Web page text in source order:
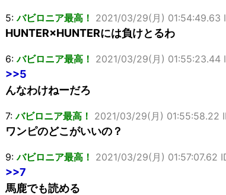
5:バビロニア最高！ 2021/03/29(月) 01:54:49.63
HUNTER×HUNTERには負けとるわ
6:バビロニア最高！ 2021/03/29(月) 01:55:23.44
>>5
んなわけねーだろ
7:バビロニア最高！ 2021/03/29(月) 01:55:58.22
ワンピのどこがいいの？
9:バビロニア最高！ 2021/03/29(月) 01:57:07.62
>>7
馬鹿でも読める